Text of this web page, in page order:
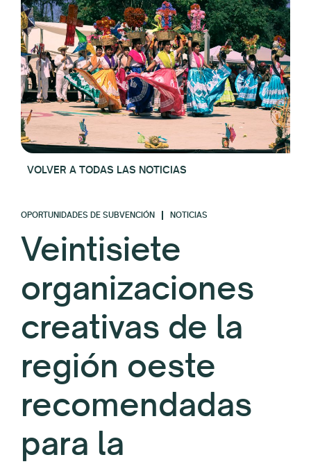
VOLVER A TODAS LAS NOTICIAS
OPORTUNIDADES DE SUBVENCIÓN NOTICIAS
Veintisiete
organizaciones
creativas de la
región oeste
recomendadas
para la